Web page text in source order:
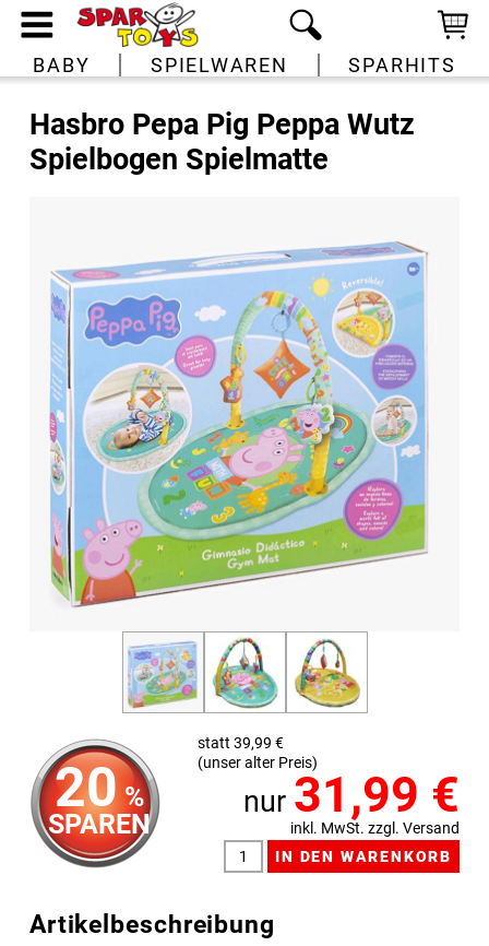
BABY SPIELWAREN SPARHITS
Hasbro Pepa Pig Peppa Wutz
Spielbogen Spielmatte
20 %
SPAREN
statt 39,99 €
(unser alter Preis)
nur 31,99 €
inkl. MwSt. zzgl. Versand
Artikelbeschreibung